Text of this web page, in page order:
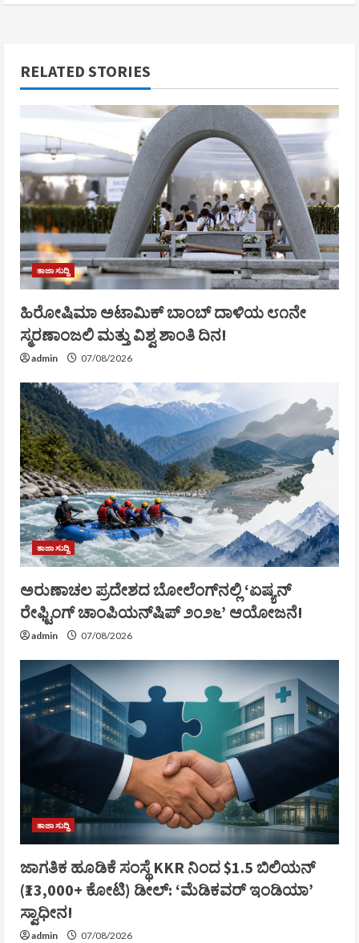
RELATED STORIES
ತಾಜಾ ಸುದ್ದಿ
ಹಿರೋಷಿಮಾ ಅಟಾಮಿಕ್ ಬಾಂಬ್ ದಾಳಿಯ ೮೧ನೇ
ಸ್ಮರಣಾಂಜಲಿ ಮತ್ತು ವಿಶ್ವ ಶಾಂತಿ ದಿನ!
admin 07/08/2026
ತಾಜಾ ಸುದ್ದಿ
ಅರುಣಾಚಲ ಪ್ರದೇಶದ ಬೋಲೆಂಗ್‌ನಲ್ಲಿ ‘ಏಷ್ಯನ್
ರೇಫ್ಟಿಂಗ್ ಚಾಂಪಿಯನ್‌ಷಿಪ್ ೨೦೨೬’ ಆಯೋಜನೆ!
admin 07/08/2026
ತಾಜಾ ಸುದ್ದಿ
ಜಾಗತಿಕ ಹೂಡಿಕೆ ಸಂಸ್ಥೆ KKR ನಿಂದ $1.5 ಬಿಲಿಯನ್
(₹13,000+ ಕೋಟಿ) ಡೀಲ್: ‘ಮೆಡಿಕವರ್ ಇಂಡಿಯಾ’
ಸ್ವಾಧೀನ!
admin 07/08/2026